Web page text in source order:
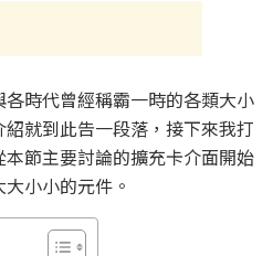
時代曾經稱霸一時的各類大小
就到此告一段落，接下來我打
節主要討論的擴充卡介面開始
小小的元件。